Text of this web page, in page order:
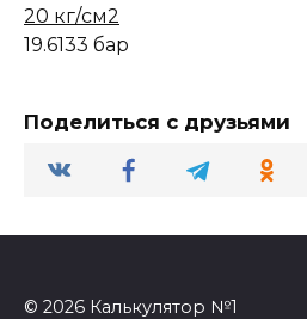
20 кг/см2
19.6133 бар
Поделиться с друзьями
© 2026 Калькулятор №1